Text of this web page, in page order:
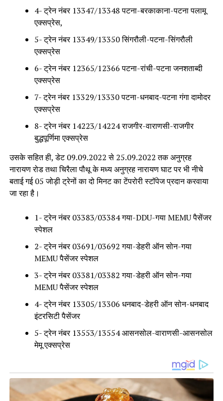
4- ट्रेन नंबर 13347/13348 पटना-बरकाकाना-पटना पलामू
एक्सप्रेस,
5- ट्रेन नंबर 13349/13350 सिंगरौली-पटना-सिंगरौली
एक्सप्रेस
6- ट्रेन नंबर 12365/12366 पटना-रांची-पटना जनशताब्दी
एक्सप्रेस
7- ट्रेन नंबर 13329/13330 पटना-धनबाद-पटना गंगा दामोदर
एक्सप्रेस
8- ट्रेन नंबर 14223/14224 राजगीर-वाराणसी-राजगीर
बुद्धपूर्णिमा एक्सप्रेस
उसके सहित ही, डेट 09.09.2022 से 25.09.2022 तक अनुग्रह
नारायण रोड तथा चिरैला पौथू के मध्य अनुग्रह नारायण घाट पर भी नीचे
बताई गई 05 जोड़ी ट्रेनों का दो मिनट का टेंपरोरी स्टॉपेज प्रदान करवाया
जा रहा है।
1- ट्रेन नंबर 03383/03384 गया-DDU-गया MEMU पैसेंजर
स्पेशल
2- ट्रेन नंबर 03691/03692 गया-डेहरी ऑन सोन-गया
MEMU पैसेंजर स्पेशल
3- ट्रेन नंबर 03381/03382 गया-डेहरी ऑन सोन-गया
MEMU पैसेंजर स्पेशल
4- ट्रेन नंबर 13305/13306 धनबाद-डेहरी ऑन सोन-धनबाद
इंटरसिटी पैसेंजर
5- ट्रेन नंबर 13553/13554 आसनसोल-वाराणसी-आसनसोल
मेमू एक्सप्रेस